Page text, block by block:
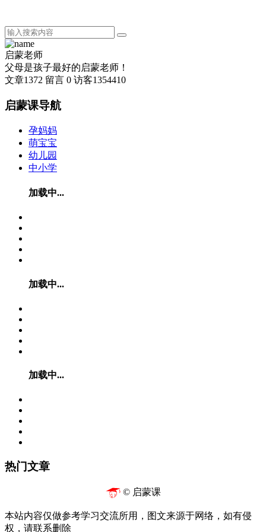
启蒙老师
父母是孩子最好的启蒙老师！
文章1372 留言 0 访客1354410
启蒙课导航
孕妈妈
萌宝宝
幼儿园
中小学
加载中...
加载中...
加载中...
热门文章
© 启蒙课
本站内容仅做参考学习交流所用，图文来源于网络，如有侵
权，请联系删除